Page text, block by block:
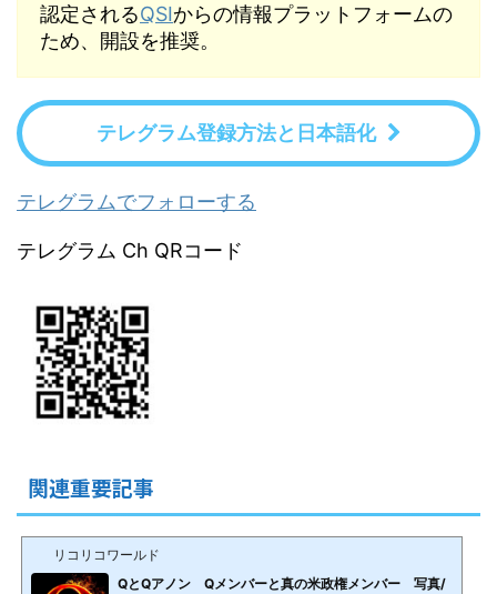
認定されるQSIからの情報プラットフォームの
ため、開設を推奨。
テレグラム登録方法と日本語化
テレグラムでフォローする
テレグラム Ch QRコード
関連重要記事
リコリコワールド
QとQアノン Qメンバーと真の米政権メンバー 写真/